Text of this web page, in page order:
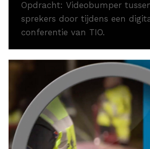
Opdracht: Videobumper
sprekers door tijdens een
conferentie van TIO.